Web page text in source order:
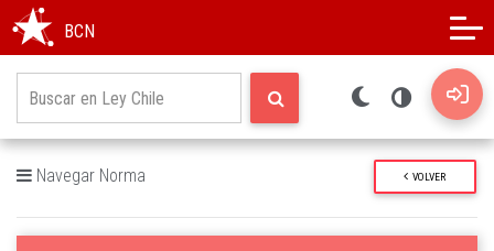
BCN
Navegar Norma VOLVER